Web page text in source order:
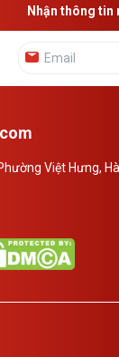
Nhận thông tin
Việt Hưng,